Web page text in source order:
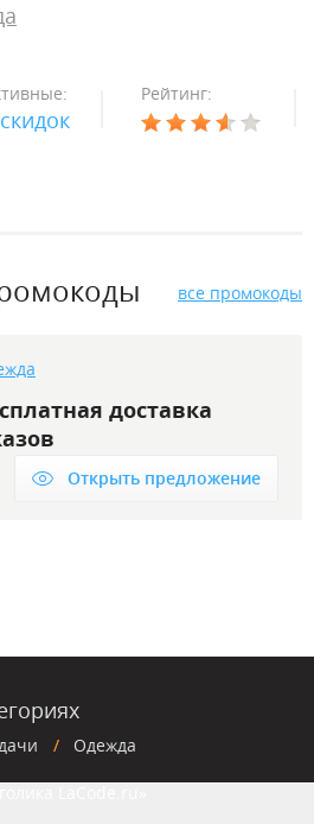
Рейтинг:
все промокоды
доставка
Открыть предложение
Одежда